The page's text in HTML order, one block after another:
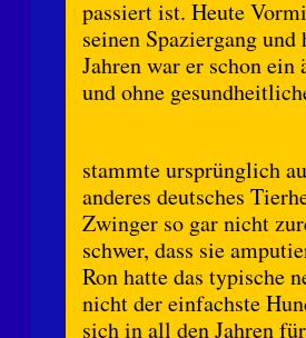
passiert ist. Heute
seinen Spaziergang
Jahren war er schon
und ohne
stammte ursprünglich
anderes deutsches
Zwinger so gar nicht
schwer, dass sie
Ron hatte das typische
nicht der einfachste
sich in all den Jahren